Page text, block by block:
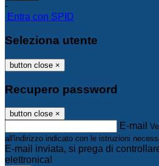
-
Entra con SPID
Seleziona utente
button close ×
Recupero password
button close ×
E-mail
all'indirizzo indicato con le istruzioni
E-mail inviata, si prega di
elettronica!